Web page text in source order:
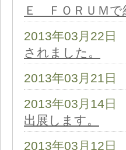
Ｅ ＦＯＲＵＭで
2013年03月22日
されました。
2013年03月21日
2013年03月14日
出展します。
2013年03月12日